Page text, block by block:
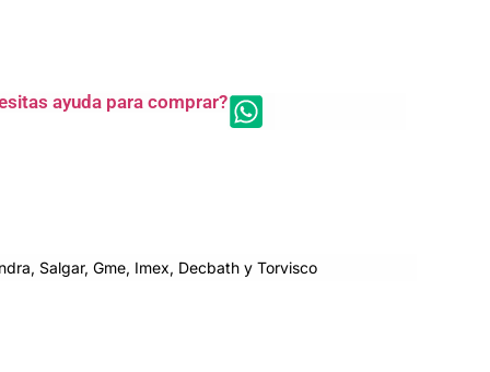
ayuda para comprar?
Salgar, Gme, Imex, Decbath y Torvisco